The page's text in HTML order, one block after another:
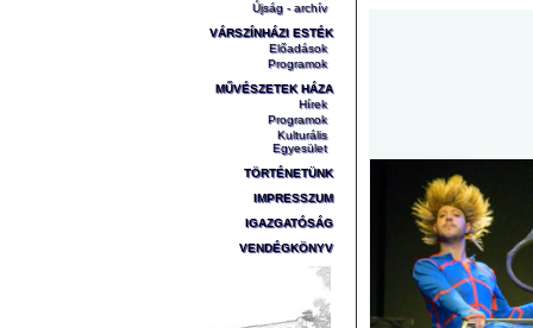
Újság - archív
VÁRSZÍNHÁZI ESTÉK
Előadások
Programok
MŰVÉSZETEK HÁZA
Hírek
Programok
Kulturális
Egyesület
TÖRTÉNETÜNK
IMPRESSZUM
IGAZGATÓSÁG
VENDÉGKÖNYV